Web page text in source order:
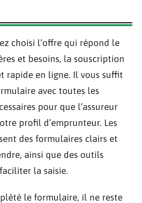
choisi l’offre qui répond le
et besoins, la souscription
rapide en ligne. Il vous suffit
avec toutes les
pour que l’assureur
profil d’emprunteur. Les
des formulaires clairs et
ainsi que des outils
la saisie.
le formulaire, il ne reste